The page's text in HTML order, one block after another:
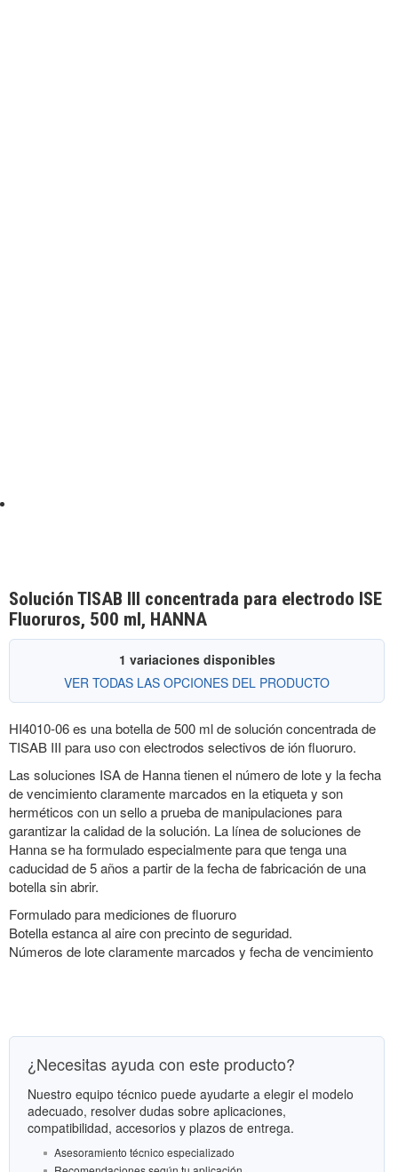
Solución TISAB III concentrada para electrodo ISE
Fluoruros, 500 ml, HANNA
1 variaciones disponibles
VER TODAS LAS OPCIONES DEL PRODUCTO
HI4010-06 es una botella de 500 ml de solución concentrada de
TISAB III para uso con electrodos selectivos de ión fluoruro.
Las soluciones ISA de Hanna tienen el número de lote y la fecha
de vencimiento claramente marcados en la etiqueta y son
herméticos con un sello a prueba de manipulaciones para
garantizar la calidad de la solución. La línea de soluciones de
Hanna se ha formulado especialmente para que tenga una
caducidad de 5 años a partir de la fecha de fabricación de una
botella sin abrir.
Formulado para mediciones de fluoruro
Botella estanca al aire con precinto de seguridad.
Números de lote claramente marcados y fecha de vencimiento
¿Necesitas ayuda con este producto?
Nuestro equipo técnico puede ayudarte a elegir el modelo
adecuado, resolver dudas sobre aplicaciones,
compatibilidad, accesorios y plazos de entrega.
Asesoramiento técnico especializado